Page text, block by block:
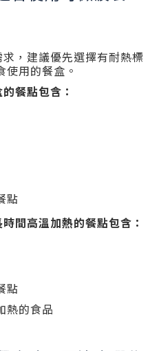
，建議優先選擇有耐熱標
用的餐盒。
餐點包含：
點
間高溫加熱的餐點包含：
點
熱的食品